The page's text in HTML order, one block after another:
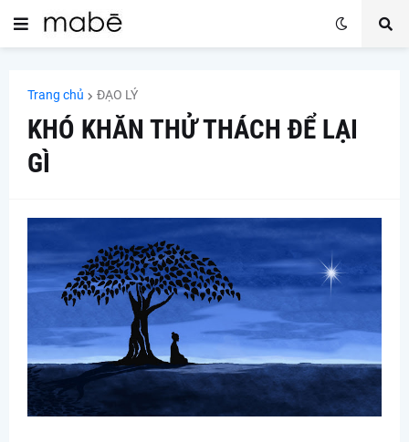
Trang chủ ĐẠO LÝ
KHÓ KHĂN THỬ THÁCH ĐỂ LẠI
GÌ